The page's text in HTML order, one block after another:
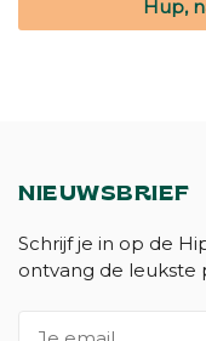
Hup,
NIEUWSBRIEF
Schrijf je in op de
ontvang de leukste